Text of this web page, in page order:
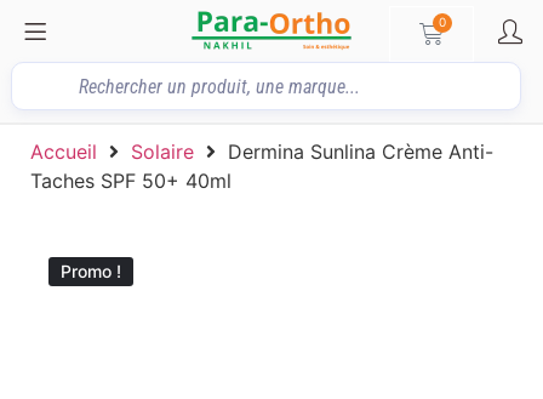
0
Accueil Solaire
Dermina Sunlina Crème Anti-
Taches SPF 50+ 40ml
Promo !